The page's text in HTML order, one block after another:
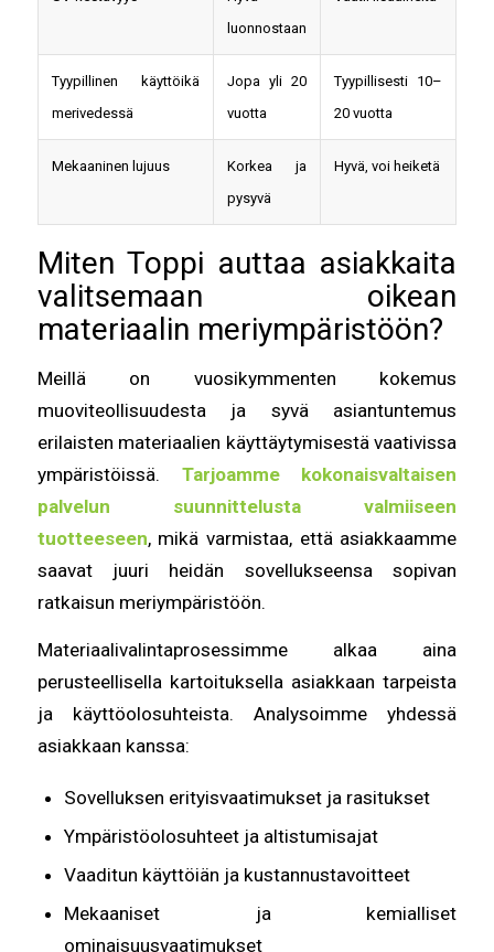
luonnostaan
Tyypillinen käyttöikä
merivedessä
Jopa yli 20
vuotta
Tyypillisesti 10–
20 vuotta
Mekaaninen lujuus
Korkea ja
pysyvä
Hyvä, voi heiketä
Miten Toppi auttaa asiakkaita
valitsemaan oikean
materiaalin meriympäristöön?
Meillä on vuosikymmenten kokemus
muoviteollisuudesta ja syvä asiantuntemus
erilaisten materiaalien käyttäytymisestä vaativissa
ympäristöissä. Tarjoamme kokonaisvaltaisen
palvelun suunnittelusta valmiiseen
tuotteeseen, mikä varmistaa, että asiakkaamme
saavat juuri heidän sovellukseensa sopivan
ratkaisun meriympäristöön.
Materiaalivalintaprosessimme alkaa aina
perusteellisella kartoituksella asiakkaan tarpeista
ja käyttöolosuhteista. Analysoimme yhdessä
asiakkaan kanssa:
Sovelluksen erityisvaatimukset ja rasitukset
Ympäristöolosuhteet ja altistumisajat
Vaaditun käyttöiän ja kustannustavoitteet
Mekaaniset ja kemialliset
ominaisuusvaatimukset